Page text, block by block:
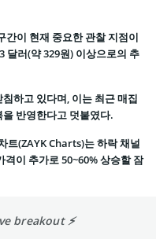
간이 현재 중요한 관찰 지점이
달러(약 329원) 이상으로의 추
하고 있다며, 이는 최근 매집
반영한다고 덧붙였다.
트(ZAYK Charts)는 하락 채널
이 추가로 50~60% 상승할 잠
breakout ⚡